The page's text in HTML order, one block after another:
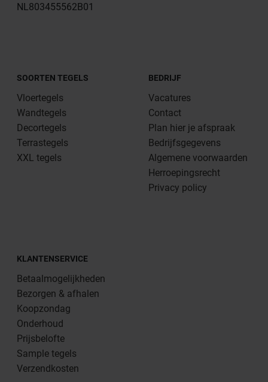
NL803455562B01
SOORTEN TEGELS
Vloertegels
Wandtegels
Decortegels
Terrastegels
XXL tegels
BEDRIJF
Vacatures
Contact
Plan hier je afspraak
Bedrijfsgegevens
Algemene voorwaarden
Herroepingsrecht
Privacy policy
KLANTENSERVICE
Betaalmogelijkheden
Bezorgen & afhalen
Koopzondag
Onderhoud
Prijsbelofte
Sample tegels
Verzendkosten